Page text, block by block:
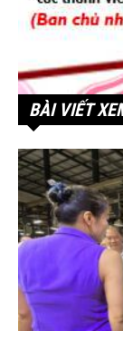
BÀI VIẾT